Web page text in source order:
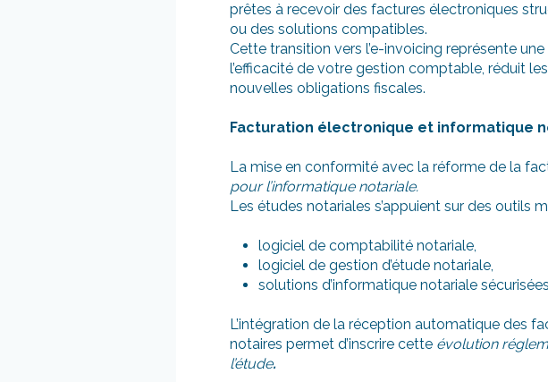
prêtes à recevoir des factures électroniques
ou des solutions compatibles.
Cette transition vers l’e-invoicing représente
l’efficacité de votre gestion comptable, réduit
nouvelles obligations fiscales.
Facturation électronique et informatique
La mise en conformité avec la réforme de la
pour l’informatique notariale.
Les études notariales s’appuient sur des outils
logiciel de comptabilité notariale,
logiciel de gestion d’étude notariale,
solutions d’informatique notariale
L’intégration de la réception automatique des
notaires permet d’inscrire cette évolution
l’étude.